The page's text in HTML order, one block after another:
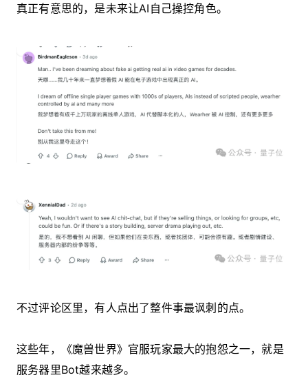
真正有意思的，是未来让AI自己操控角色。
不过评论区里，有人点出了整件事最讽刺的点。
这些年，《魔兽世界》官服玩家最大的抱怨之一，就是
服务器里Bot越来越多。